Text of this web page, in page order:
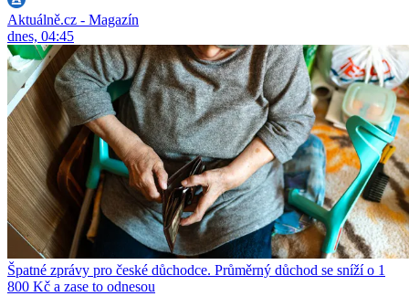
Aktuálně.cz - Magazín
dnes, 04:45
Špatné zprávy pro české důchodce. Průměrný důchod se sníží o 1
800 Kč a zase to odnesou